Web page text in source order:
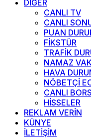
DİĞER
CANLI TV
CANLI
PUAN
FİKSTÜR
TRAFİK
NAMAZ
HAVA
NÖBETÇİ
CANLI
HİSSELER
REKLAM VERİN
KÜNYE
İLETİŞİM